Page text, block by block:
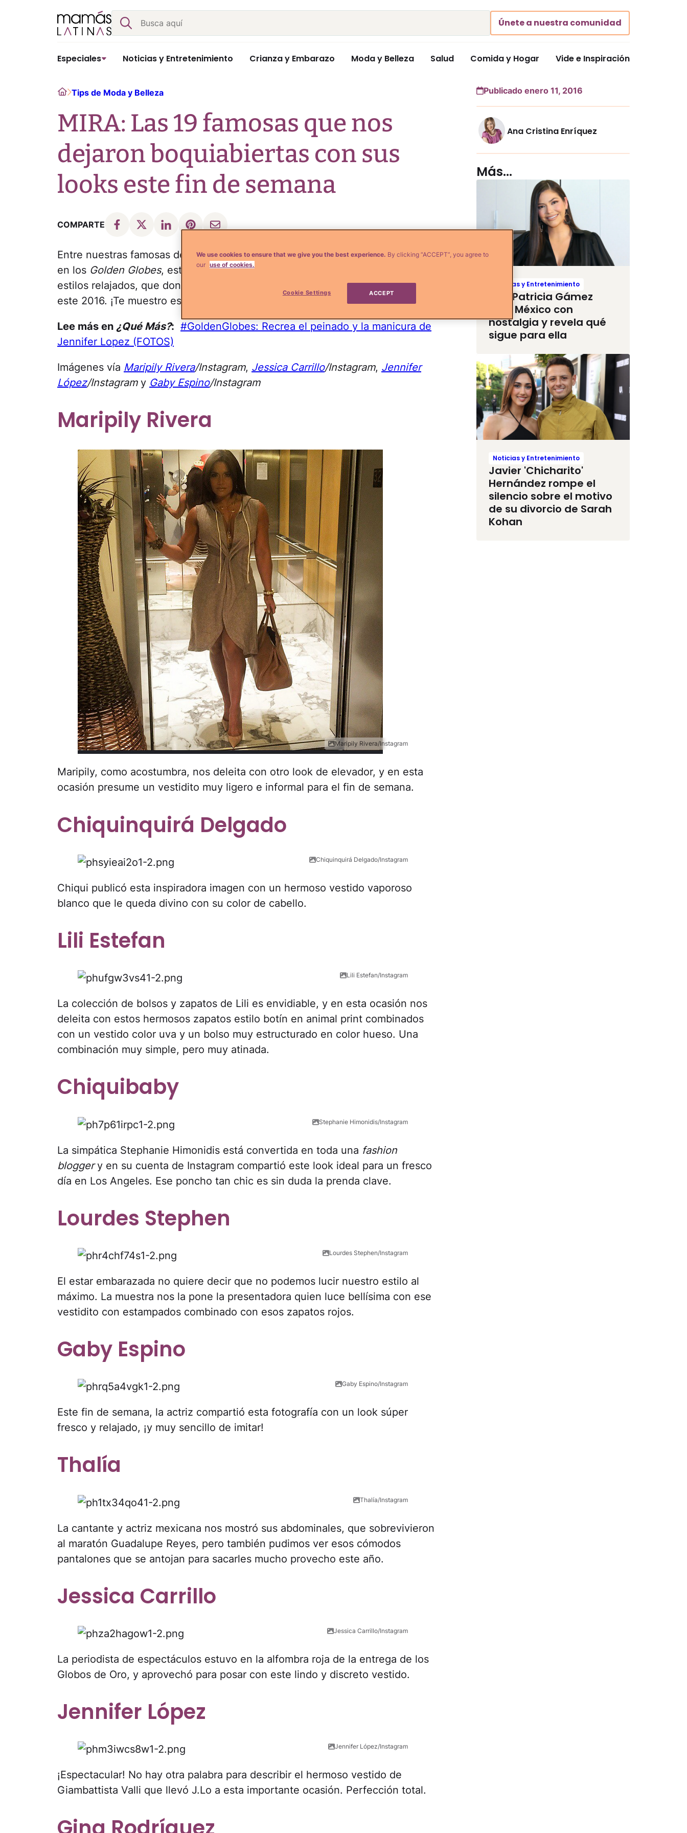
Buscar
Únete a nuestra comunidad
Especiales Noticias y Entretenimiento Crianza y Embarazo Moda y Belleza Salud Comida y Hogar Vide e Inspiración
HomeTips de Moda y Belleza
MIRA: Las 19 famosas que nos
dejaron boquiabiertas con sus
looks este fin de semana
COMPARTE
Entre nuestras famosas de todas las semanas ylos hermosos looksque vimos
en los Golden Globes, este fin de semana estuvo lleno de glamorosos looks y
estilos relajados, que don todo un presagio de la bella moda que veremos en
este 2016. ¡Te muestro estos estilos que me dejaron boquiabierta!
Lee más en ¿Qué Más?: #GoldenGlobes: Recrea el peinado y la manicura de
Jennifer Lopez (FOTOS)
Imágenes vía Maripily Rivera/Instagram, Jessica Carrillo/Instagram, Jennifer
López/Instagramy Gaby Espino/Instagram
Maripily Rivera
Maripily Rivera/Instagram
Maripily, como acostumbra, nos deleita con otro look de elevador, y en esta
ocasión presume un vestidito muy ligero e informal para el fin de semana.
Chiquinquirá Delgado
Chiquinquirá Delgado/Instagram
Chiqui publicó esta inspiradora imagen con un hermoso vestido vaporoso
blanco que le queda divino con su color de cabello.
Lili Estefan
Lili Estefan/Instagram
La colección de bolsos y zapatos de Lili es envidiable, y en esta ocasión nos
deleita con estos hermosos zapatos estilo botín en animal print combinados
con un vestido color uva y un bolso muy estructurado en color hueso. Una
combinación muy simple, pero muy atinada.
Chiquibaby
Stephanie Himonidis/Instagram
La simpática Stephanie Himonidis está convertida en toda una fashion
bloggery en su cuenta de Instagram compartió este look ideal para un fresco
día en Los Angeles. Ese poncho tan chic es sin duda la prenda clave.
Lourdes Stephen
Lourdes Stephen/Instagram
El estar embarazada no quiere decir que no podemos lucir nuestro estilo al
máximo. La muestra nos la pone la presentadora quien luce bellísima con ese
vestidito con estampados combinado con esos zapatos rojos.
Gaby Espino
Gaby Espino/Instagram
Este fin de semana, la actriz compartió esta fotografía con un look súper
fresco y relajado, ¡y muy sencillo de imitar!
Thalía
Thalía/Instagram
La cantante y actriz mexicana nos mostró sus abdominales, que sobrevivieron
al maratón Guadalupe Reyes, pero también pudimos ver esos cómodos
pantalones que se antojan para sacarles mucho provecho este año.
Jessica Carrillo
Jessica Carrillo/Instagram
La periodista de espectáculos estuvo en la alfombra roja de la entrega de los
Globos de Oro, y aprovechó para posar con este lindo y discreto vestido.
Jennifer López
Jennifer López/Instagram
¡Espectacular! No hay otra palabra para describir el hermoso vestido de
Giambattista Valli que llevó J.Lo a esta importante ocasión. Perfección total.
Publicado enero 11, 2016
Ana Cristina Enríquez
Más...
Noticias y Entretenimiento
Ana Patricia Gámez
deja México con
nostalgia y revela qué
sigue para ella
Noticias y Entretenimiento
Javier 'Chicharito'
Hernández rompe el
silencio sobre el motivo
de su divorcio de Sarah
Kohan
We use cookies to ensure that we give you the best experience. By clicking “ACCEPT”, you agree to
our use of cookies.
Cookie Settings ACCEPT